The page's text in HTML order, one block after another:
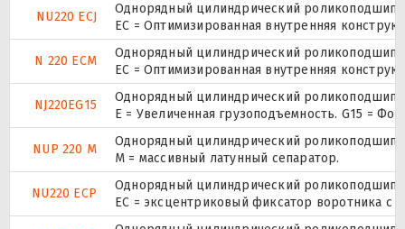
NU220 ECJ
Однорядный цилиндрический
EC = Оптимизированная внутренняя
N 220 ECM
Однорядный цилиндрический
EC = Оптимизированная внутренняя
NJ220EG15
Однорядный цилиндрический
E = Увеличенная грузоподъемность. G15 =
NUP 220 M
Однорядный цилиндрический
M = массивный латунный сепаратор.
NU220 ECP
Однорядный цилиндрический
ЕС = эксцентриковый фиксатор воротника с